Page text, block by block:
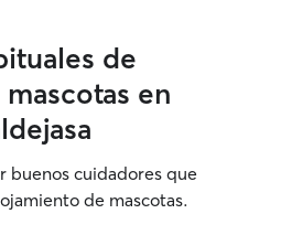
de
en
buenos cuidadores que
de mascotas.